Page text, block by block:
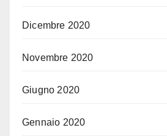
Dicembre 2020
Novembre 2020
Giugno 2020
Gennaio 2020